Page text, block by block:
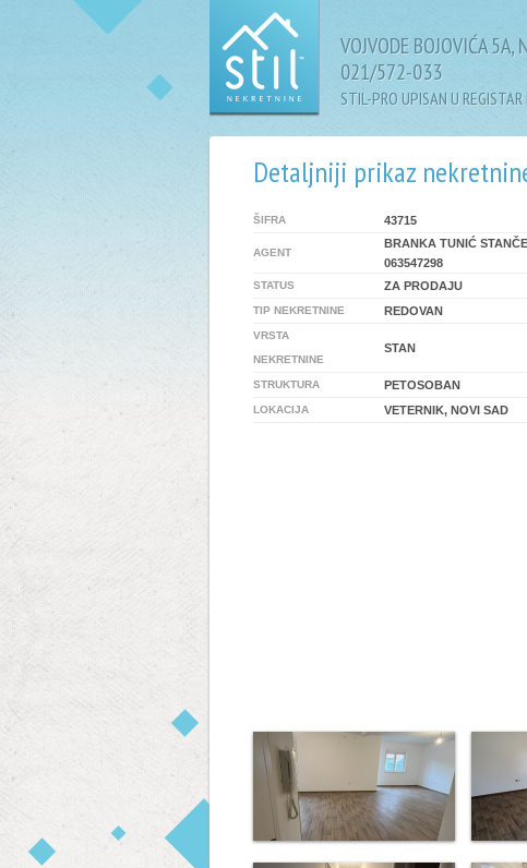
VOJVODE BOJOVIĆA 5A,
021/572-033
STIL-PRO UPISAN U
Detaljniji prikaz
ŠIFRA 43715
AGENT
BRANKA TUNIĆ
063547298
STATUS ZA PRODAJU
TIP NEKRETNINE REDOVAN
VRSTA
NEKRETNINE
STAN
STRUKTURA PETOSOBAN
LOKACIJA VETERNIK, NOVI SAD